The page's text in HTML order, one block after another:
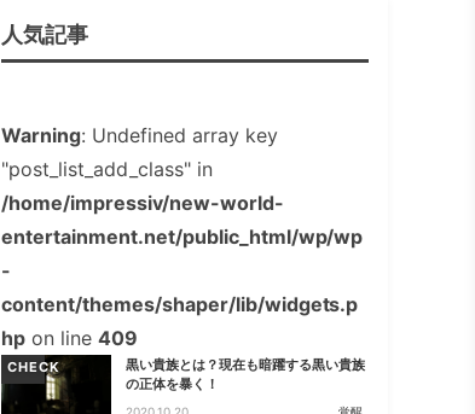
人気記事
Warning: Undefined array key
"post_list_add_class" in
/home/impressiv/new-world-
entertainment.net/public_html/wp/wp
-
content/themes/shaper/lib/widgets.p
hpon line 409
CHECK
黒い貴族とは？現在も暗躍する黒い貴族
の正体を暴く！
2020.10.20 覚醒